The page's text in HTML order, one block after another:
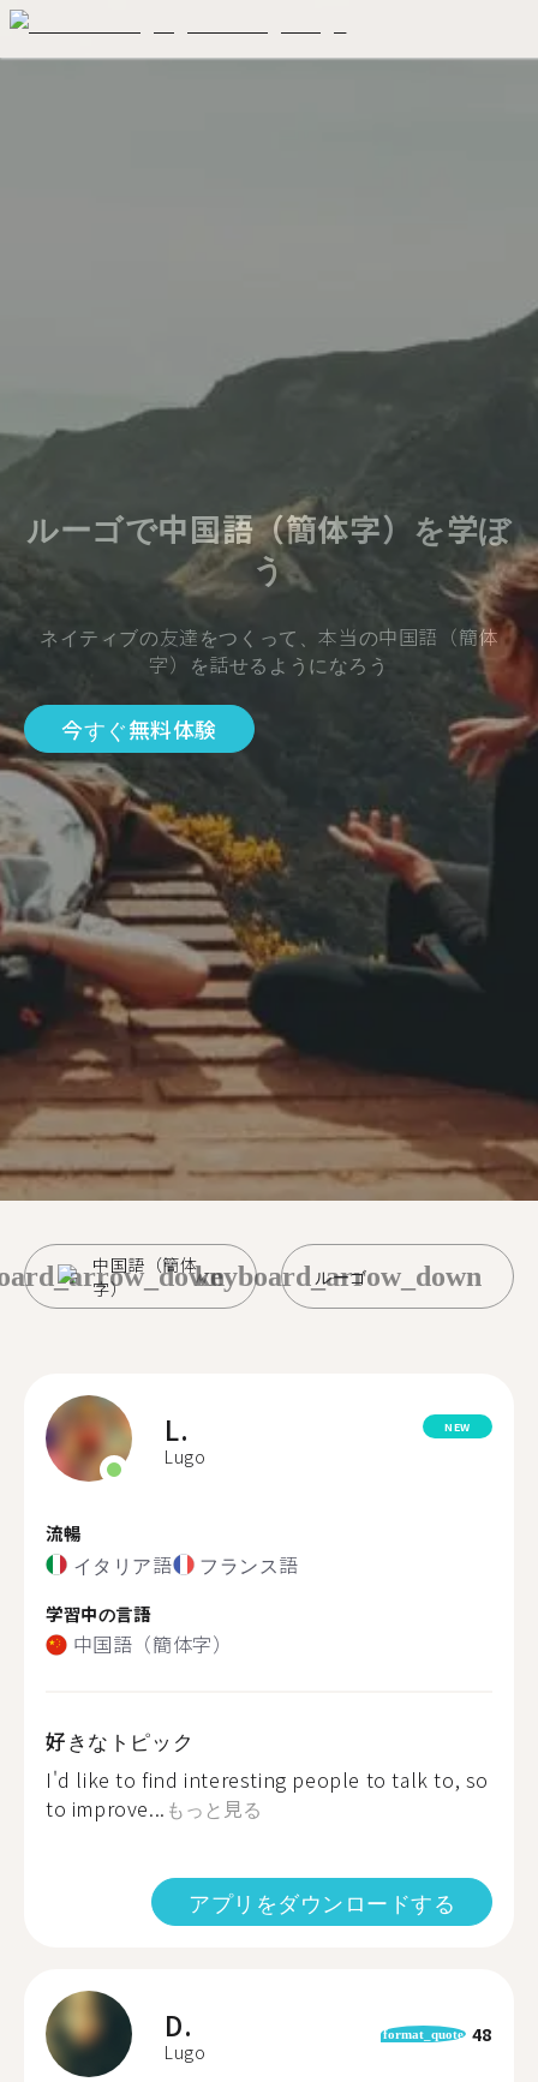
ルーゴで中国語（簡体字）を学ぼ
う
ネイティブの友達をつくって、本当の中国語（簡体
字）を話せるようになろう
今すぐ無料体験
中国語（簡体
字）
ルーゴ
keyboard_arrow_down
L.
Lugo
NEW
流暢
イタリア語 フランス語
学習中の言語
中国語（簡体字）
好きなトピック
I'd like to find interesting people to talk to, so
to improve... もっと見る
アプリをダウンロードする
D.
Lugo
format_quote 48